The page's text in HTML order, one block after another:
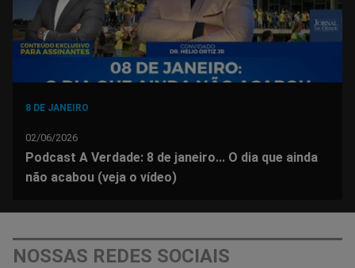
8 DE JANEIRO
02/06/2026
Podcast A Verdade: 8 de janeiro... O dia que ainda
não acabou (veja o vídeo)
NOSSAS REDES SOCIAIS